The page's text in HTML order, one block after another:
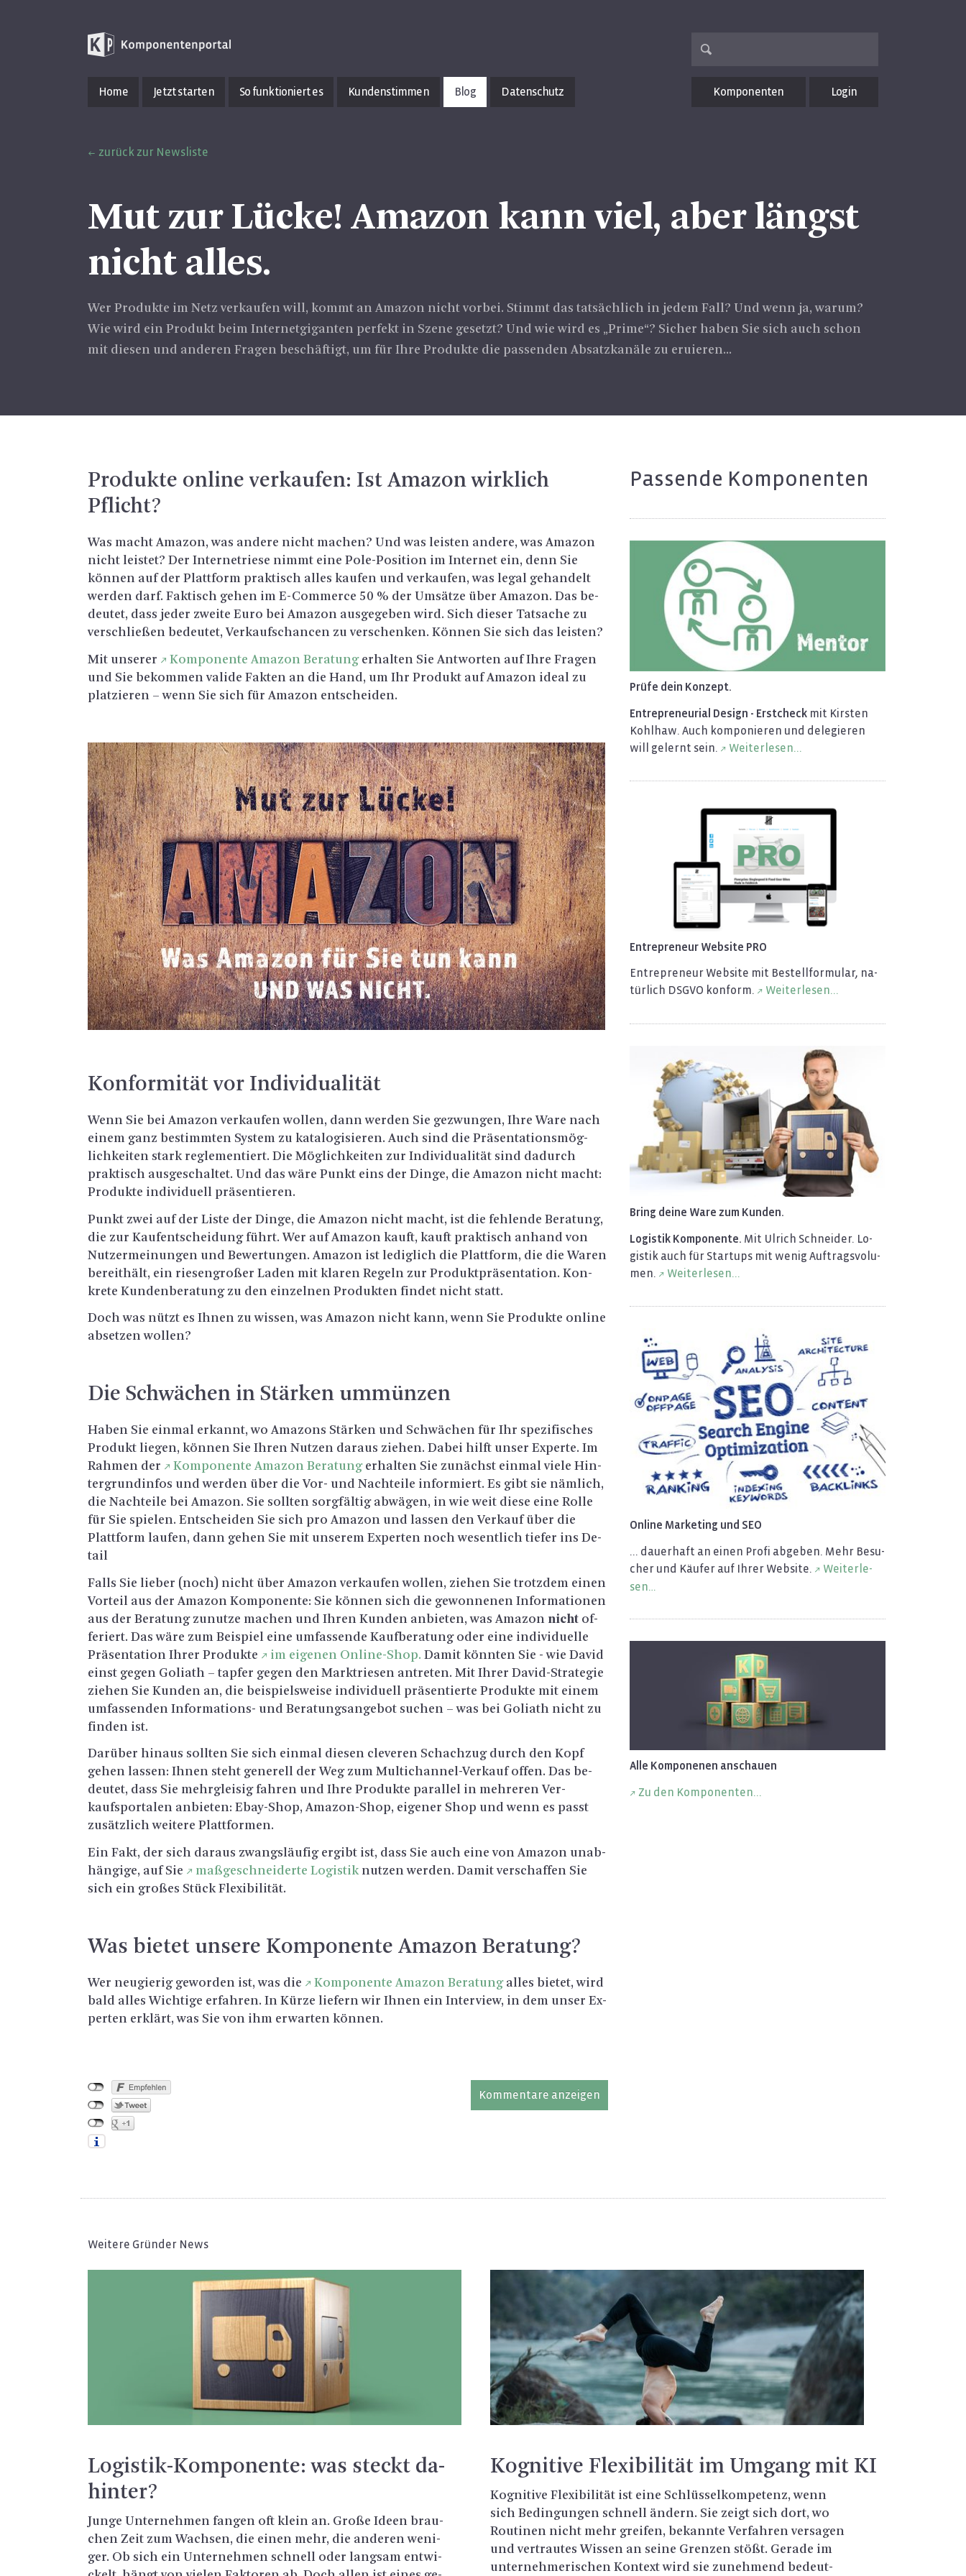
Home Jetzt starten So funktioniert es Kundenstimmen Blog Datenschutz Komponenten Login
zurück zur Newsliste
Mut zur Lücke! Amazon kann viel, aber längst
nicht alles.
Wer Produkte im Netz verkaufen will, kommt an Amazon nicht vorbei. Stimmt das tatsächlich in jedem Fall? Und wenn ja, warum?
Wie wird ein Produkt beim Internetgiganten perfekt in Szene gesetzt? Und wie wird es „Prime“? Sicher haben Sie sich auch schon
mit diesen und anderen Fragen beschäftigt, um für Ihre Produkte die passenden Absatzkanäle zu eruieren...
Pro­duk­te on­line ver­kau­fen: Ist Ama­zon wirk­lich
Pflicht?
Was macht Ama­zon, was an­de­re nicht ma­chen? Und was leis­ten an­de­re, was Ama­zon
nicht leis­tet? Der In­ter­ne­trie­se nimmt eine Po­le-Po­si­ti­on im In­ter­net ein, denn Sie
kön­nen auf der Platt­form prak­tisch alles kau­fen und ver­kau­fen, was legal ge­han­delt
wer­den darf. Fak­tisch gehen im E-Com­mer­ce 50 % der Um­sät­ze über Ama­zon. Das be­
deu­tet, dass jeder zwei­te Euro bei Ama­zon aus­ge­ge­ben wird. Sich die­ser Tat­sa­che zu
ver­schlie­ßen be­deu­tet, Ver­kaufs­chan­cen zu ver­schen­ken. Kön­nen Sie sich das leis­ten?
Mit un­se­rer Kom­po­nen­te Ama­zon Be­ra­tunger­hal­ten Sie Ant­wor­ten auf Ihre Fra­gen
und Sie be­kom­men va­li­de Fak­ten an die Hand, um Ihr Pro­dukt auf Ama­zon ideal zu
plat­zie­ren – wenn Sie sich für Ama­zon ent­schei­den.
Kon­for­mi­tät vor In­di­vi­dua­li­tät
Wenn Sie bei Ama­zon ver­kau­fen wol­len, dann wer­den Sie ge­zwun­gen, Ihre Ware nach
einem ganz be­stimm­ten Sys­tem zu ka­ta­lo­gi­sie­ren. Auch sind die Prä­sen­ta­ti­ons­mög­
lich­kei­ten stark re­gle­men­tiert. Die Mög­lich­kei­ten zur In­di­vi­dua­li­tät sind da­durch
prak­tisch aus­ge­schal­tet. Und das wäre Punkt eins der Dinge, die Ama­zon nicht macht:
Pro­duk­te in­di­vi­du­ell prä­sen­tie­ren.
Punkt zwei auf der Liste der Dinge, die Ama­zon nicht macht, ist die feh­len­de Be­ra­tung,
die zur Kauf­ent­schei­dung führt. Wer auf Ama­zon kauft, kauft prak­tisch an­hand von
Nut­zer­mei­nun­gen und Be­wer­tun­gen. Ama­zon ist le­dig­lich die Platt­form, die die Waren
be­reit­hält, ein rie­sen­gro­ßer Laden mit kla­ren Re­geln zur Pro­dukt­prä­sen­ta­ti­on. Kon­
kre­te Kun­den­be­ra­tung zu den ein­zel­nen Pro­duk­ten fin­det nicht statt.
Doch was nützt es Ihnen zu wis­sen, was Ama­zon nicht kann, wenn Sie Pro­duk­te on­line
ab­set­zen wol­len?
Die Schwä­chen in Stär­ken um­mün­zen
Haben Sie ein­mal er­kannt, wo Ama­zons Stär­ken und Schwä­chen für Ihr spe­zi­fi­sches
Pro­dukt lie­gen, kön­nen Sie Ihren Nut­zen dar­aus zie­hen. Dabei hilft unser Ex­per­te. Im
Rah­men der
Kom­po­nen­te Ama­zon Be­ra­tunger­hal­ten Sie zu­nächst ein­mal viele Hin­
ter­grund­in­fos und wer­den über die Vor- und Nach­tei­le in­for­miert. Es gibt sie näm­lich,
die Nach­tei­le bei Ama­zon. Sie soll­ten sorg­fäl­tig ab­wä­gen, in wie weit diese eine Rolle
für Sie spie­len. Ent­schei­den Sie sich pro Ama­zon und las­sen den Ver­kauf über die
Platt­form lau­fen, dann gehen Sie mit un­se­rem Ex­per­ten noch we­sent­lich tie­fer ins De­
tail
Falls Sie lie­ber (noch) nicht über Ama­zon ver­kau­fen wol­len, zie­hen Sie trotz­dem einen
Vor­teil aus der Ama­zon Kom­po­nen­te: Sie kön­nen sich die ge­won­ne­nen In­for­ma­tio­nen
aus der Be­ra­tung zu­nut­ze ma­chen und Ihren Kun­den an­bie­ten, was Ama­zon nicht of­
fe­riert. Das wäre zum Bei­spiel eine um­fas­sen­de Kauf­be­ra­tung oder eine in­di­vi­du­el­le
Prä­sen­ta­ti­on Ihrer Pro­duk­te
im ei­ge­nen On­line-Shop. Damit könn­ten Sie - wie David
einst gegen Go­li­ath – tap­fer gegen den Markt­rie­sen an­tre­ten. Mit Ihrer Da­vid-Stra­te­gie
zie­hen Sie Kun­den an, die bei­spiels­wei­se in­di­vi­du­ell prä­sen­tier­te Pro­duk­te mit einem
um­fas­sen­den In­for­ma­ti­ons- und Be­ra­tungs­an­ge­bot su­chen – was bei Go­li­ath nicht zu
fin­den ist.
Dar­über hin­aus soll­ten Sie sich ein­mal die­sen cle­ve­ren Schach­zug durch den Kopf
gehen las­sen: Ihnen steht ge­ne­rell der Weg zum Mul­tichan­nel-Ver­kauf offen. Das be­
deu­tet, dass Sie mehr­glei­sig fah­ren und Ihre Pro­duk­te par­al­lel in meh­re­ren Ver­
kaufspor­ta­len an­bie­ten: Ebay-Shop, Ama­zon-Shop, ei­ge­ner Shop und wenn es passt
zu­sätz­lich wei­te­re Platt­for­men.
Ein Fakt, der sich dar­aus zwangs­läu­fig er­gibt ist, dass Sie auch eine von Ama­zon un­ab­
hän­gi­ge, auf Sie
ma­ß­ge­schnei­der­te Lo­gis­tik nut­zen wer­den. Damit ver­schaf­fen Sie
sich ein gro­ßes Stück Fle­xi­bi­li­tät.
Was bie­tet un­se­re Kom­po­nen­te Ama­zon Be­ra­tung?
Wer neu­gie­rig ge­wor­den ist, was die Kom­po­nen­te Ama­zon Be­ra­tungalles bie­tet, wird
bald alles Wich­ti­ge er­fah­ren. In Kürze lie­fern wir Ihnen ein In­ter­view, in dem unser Ex­
per­ten er­klärt, was Sie von ihm er­war­ten kön­nen.
Kommentare anzeigen
Pas­sen­de Kom­po­nen­ten
Prüfe dein Kon­zept.
En­tre­pre­neu­ri­al De­sign - Erst­check mit Kirs­ten
Kohl­haw. Auch kom­po­nie­ren und de­le­gie­ren
will ge­lernt sein.
Wei­ter­le­sen...
En­tre­pre­neur Web­site PRO
En­tre­pre­neur Web­site mit Be­stell­for­mu­lar, na­
tür­lich DSGVO kon­form.
Wei­ter­le­sen...
Bring deine Ware zum Kun­den.
Lo­gis­tik Kom­po­nen­te. Mit Ul­rich Schnei­der. Lo­
gis­tik auch für Star­tups mit wenig Auf­trags­vo­lu­
men.
Wei­ter­le­sen...
On­line Mar­ke­ting und SEO
... dau­er­haft an einen Profi ab­ge­ben. Mehr Be­su­
cher und Käu­fer auf Ihrer Web­site.
Wei­ter­le­
sen…
Alle Kom­po­ne­nen an­schau­en
Zu den Kom­po­nen­ten...
Weitere Gründer News
Lo­gis­tik-Kom­po­nen­te: was steckt da­
hin­ter?
Junge Un­ter­neh­men fan­gen oft klein an. Große Ideen brau­
chen Zeit zum Wach­sen, die einen mehr, die an­de­ren we­ni­
ger. Ob sich ein Un­ter­neh­men schnell oder lang­sam ent­wi­
Ko­gni­ti­ve Fle­xi­bi­li­tät im Um­gang mit KI
Ko­gni­ti­ve Fle­xi­bi­li­tät ist eine Schlüs­sel­kom­pe­tenz, wenn
sich Be­din­gun­gen schnell än­dern. Sie zeigt sich dort, wo
Rou­ti­nen nicht mehr grei­fen, be­kann­te Ver­fah­ren ver­sa­gen
und ver­trau­tes Wis­sen an seine Gren­zen stößt. Ge­ra­de im
un­ter­neh­me­ri­schen Kon­text wird sie zu­neh­mend be­deut­